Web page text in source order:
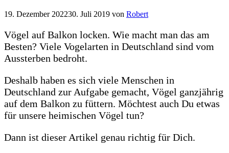
19. Dezember 202230. Juli 2019 von Robert
Vögel auf Balkon locken. Wie macht man das am
Besten? Viele Vogelarten in Deutschland sind vom
Aussterben bedroht.
Deshalb haben es sich viele Menschen in
Deutschland zur Aufgabe gemacht, Vögel ganzjährig
auf dem Balkon zu füttern. Möchtest auch Du etwas
für unsere heimischen Vögel tun?
Dann ist dieser Artikel genau richtig für Dich.